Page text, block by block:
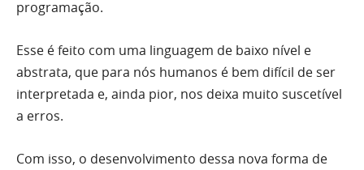
programação.
Esse é feito com uma linguagem de baixo nível e
abstrata, que para nós humanos é bem difícil de ser
interpretada e, ainda pior, nos deixa muito suscetível
a erros.
Com isso, o desenvolvimento dessa nova forma de